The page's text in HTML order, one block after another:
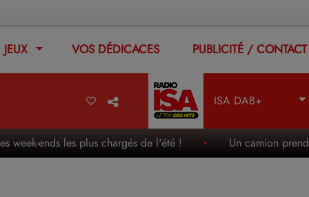
JEUX VOS DÉDICACES PUBLICITÉ / CONTACT
ISA DAB+
ends les plus chargés de l'été ! Un camion prend feu